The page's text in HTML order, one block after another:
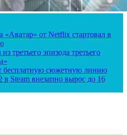
«Аватар» от Netflix стартовал в
третьего эпизода третьего
бесплатную сюжетную линию
Steam внезапно вырос до 16